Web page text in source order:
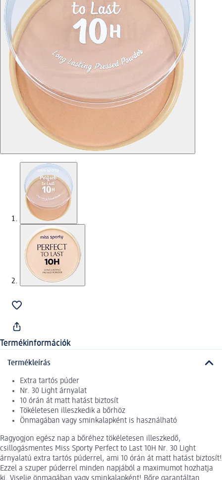
Termékinformációk
Termékleírás
Extra tartós púder
Nr. 30 Light árnyalat
10 órán át matt hatást biztosít
Tökéletesen illeszkedik a bőrhöz
Önmagában vagy sminkalapként is használható
Ragyogjon egész nap a bőréhez tökéletesen illeszkedő,
csillogásmentes Miss Sporty Perfect to Last 10H Nr. 30 Light
árnyalatú extra tartós púderrel, ami 10 órán át matt hatást biztosít!
Ezzel a szuper púderrel minden napjából a maximumot hozhatja